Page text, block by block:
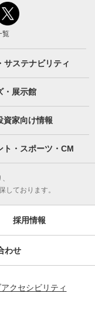
覧
サステナビリティ
・展示館
資家向け情報
ト・スポーツ・CM
しております。
採用情報
わせ
クセシビリティ